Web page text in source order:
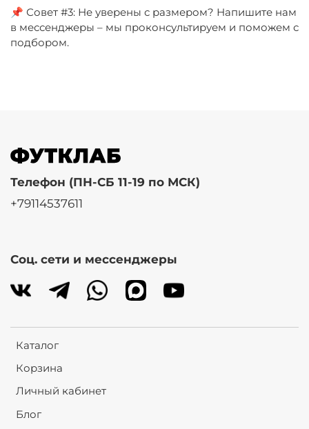
📌 Совет #3: Не уверены с размером? Напишите нам
в мессенджеры – мы проконсультируем и поможем с
подбором.
Каталог
Корзина
Личный кабинет
Блог
Телефон (ПН-СБ 11-19 по МСК)
+79114537611
Соц. сети и мессенджеры